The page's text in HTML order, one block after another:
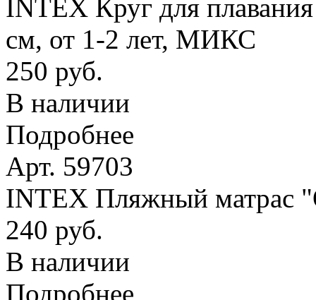
INTEX Круг для
см, от 1-2 лет, МИКС
250 руб.
В наличии
Подробнее
Арт. 59703
INTEX Пляжный
240 руб.
В наличии
Подробнее